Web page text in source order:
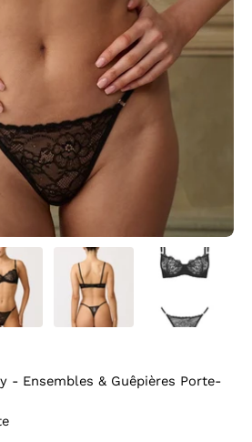
- Ensembles & Guêpières Porte-